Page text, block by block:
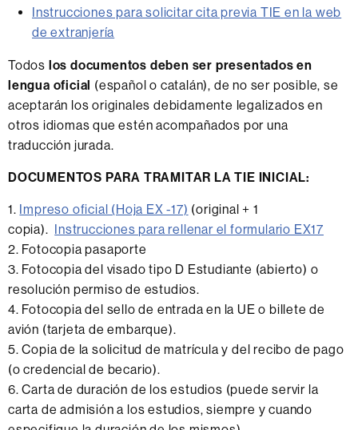
Instrucciones para solicitar cita previa TIE en la web
de extranjería
Todos los documentos deben ser presentados en
lengua oficial (español o catalán), de no ser posible, se
aceptarán los originales debidamente legalizados en
otros idiomas que estén acompañados por una
traducción jurada.
DOCUMENTOS PARA TRAMITAR LA TIE INICIAL:
1. Impreso oficial (Hoja EX -17) (original + 1
copia). Instrucciones para rellenar el formulario EX17
2. Fotocopia pasaporte
3. Fotocopia del visado tipo D Estudiante (abierto) o
resolución permiso de estudios.
4. Fotocopia del sello de entrada en la UE o billete de
avión (tarjeta de embarque).
5. Copia de la solicitud de matrícula y del recibo de pago
(o credencial de becario).
6. Carta de duración de los estudios (puede servir la
carta de admisión a los estudios, siempre y cuando